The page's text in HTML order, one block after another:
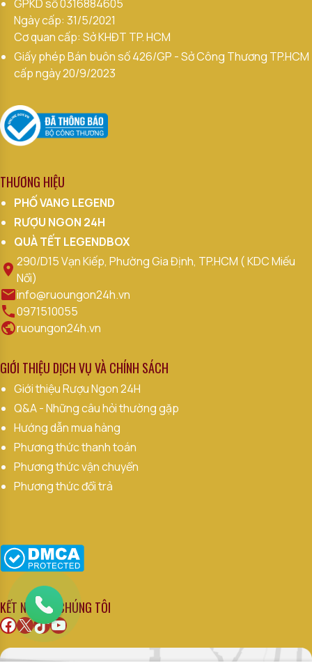
GPKD số0316884605
Ngày cấp: 31/5/2021
Cơ quan cấp: Sở KHĐT TP. HCM
Giấy phép Bán buôn số 426/GP - Sở Công Thương TP.HCM
cấp ngày 20/9/2023
THƯƠNG HIỆU
PHỐ VANG LEGEND
RƯỢU NGON 24H
QUÀ TẾT LEGENDBOX
290/D15 Vạn Kiếp, Phường Gia Định, TP.HCM ( KDC Miếu
Nổi)
info@ruoungon24h.vn
0971510055
ruoungon24h.vn
GIỚI THIỆU DỊCH VỤ VÀ CHÍNH SÁCH
Giới thiệu Rượu Ngon 24H
Q&A - Những câu hỏi thường gặp
Hướng dẫn mua hàng
Phương thức thanh toán
Phương thức vận chuyển
Phương thức đổi trả
KẾT NỐI VỚI CHÚNG TÔI
Facebook
X TikTok
Youtube